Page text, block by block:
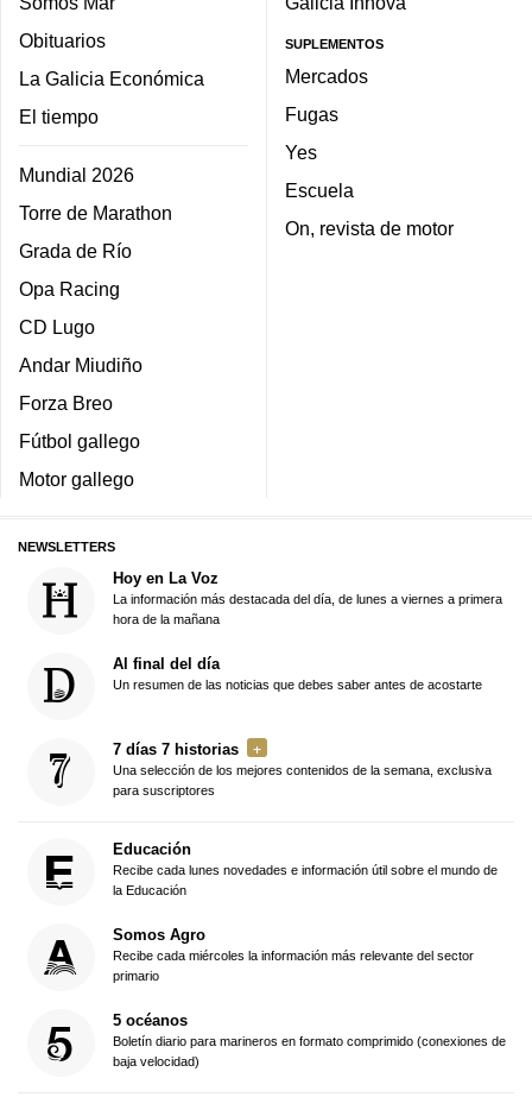
Obituarios
La Galicia Económica
El tiempo
Mundial 2026
Torre de Marathon
Grada de Río
Opa Racing
CD Lugo
Andar Miudiño
Forza Breo
Fútbol gallego
Motor gallego
SUPLEMENTOS
Mercados
Fugas
Yes
Escuela
On, revista de motor
NEWSLETTERS
Hoy en La Voz
La información más destacada del día, de lunes a viernes a primera
hora de la mañana
Al final del día
Un resumen de las noticias que debes saber antes de acostarte
7 días 7 historias
Una selección de los mejores contenidos de la semana, exclusiva
para suscriptores
Educación
Recibe cada lunes novedades e información útil sobre el mundo de
la Educación
Somos Agro
Recibe cada miércoles la información más relevante del sector
primario
5 océanos
Boletín diario para marineros en formato comprimido (conexiones de
baja velocidad)